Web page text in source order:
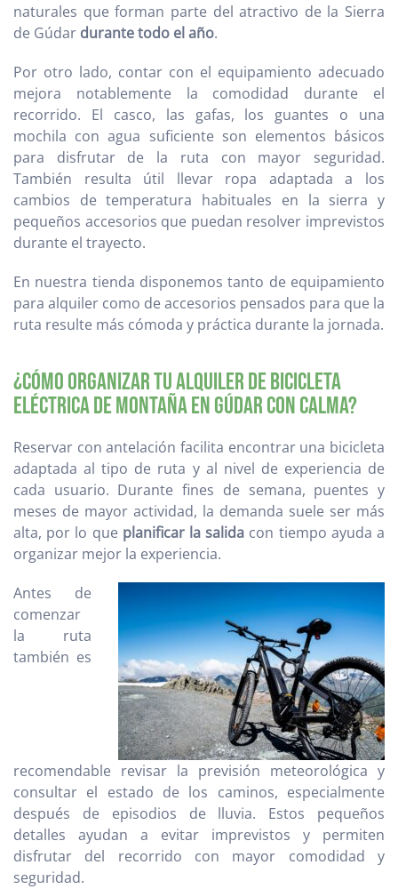
naturales que forman parte del atractivo de la Sierra
de Gúdar durante todo el año.
Por otro lado, contar con el equipamiento adecuado
mejora notablemente la comodidad durante el
recorrido. El casco, las gafas, los guantes o una
mochila con agua suficiente son elementos básicos
para disfrutar de la ruta con mayor seguridad.
También resulta útil llevar ropa adaptada a los
cambios de temperatura habituales en la sierra y
pequeños accesorios que puedan resolver imprevistos
durante el trayecto.
En nuestra tienda disponemos tanto de equipamiento
para alquiler como de accesorios pensados para que la
ruta resulte más cómoda y práctica durante la jornada.
¿Cómo organizar tu alquiler de bicicleta
eléctrica de montaña en Gúdar con calma?
Reservar con antelación facilita encontrar una bicicleta
adaptada al tipo de ruta y al nivel de experiencia de
cada usuario. Durante fines de semana, puentes y
meses de mayor actividad, la demanda suele ser más
alta, por lo que planificar la salida con tiempo ayuda a
organizar mejor la experiencia.
Antes de
comenzar
la ruta
también es
recomendable revisar la previsión meteorológica y
consultar el estado de los caminos, especialmente
después de episodios de lluvia. Estos pequeños
detalles ayudan a evitar imprevistos y permiten
disfrutar del recorrido con mayor comodidad y
seguridad.